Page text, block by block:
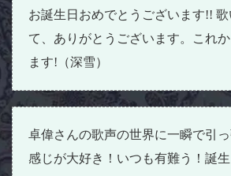
お誕生日おめでとうございます!!
て、ありがとうございます。これ
ます!（深雪）
卓偉さんの歌声の世界に一瞬で引
感じが大好き！いつも有難う！誕生